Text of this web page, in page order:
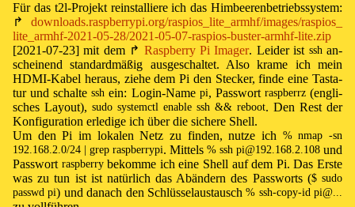
Für das t2l-Pro­jekt re­in­stal­lie­re ich das Him­beeren­be­triebs­sys­tem:
↱
downloads.raspberrypi.org/raspios_ lite_ armhf/images/raspios_
lite_ armhf-2021-05-28/2021-05-07-raspios-buster-armhf-lite.zip
[2021-07-23] mit dem ↱ Rasp­ber­ry Pi Im­ag­er. Lei­der ist sshan­
schei­nend stan­dard­mä­ßig aus­ge­schal­tet. Also kra­me ich mein
HDMI-Ka­bel he­raus, zie­he demPi den Ste­cker, fin­de ei­ne Tas­ta­
tur und schal­tessh ein: Log­in-Na­me pi, Pass­wort raspberrz(eng­li­
sches Lay­out), sudo systemctl enable ssh && reboot. Den Rest der
Kon­fi­gu­ra­tion er­le­di­ge ich über die si­che­re Shell.
Um denPi im lo­ka­len Netz zu fin­den, nut­ze ich % nmap -sn
192.168.2.0/24 | grep raspberrypi. Mit­tels % ssh pi@192.168.2.108 und
Pass­wort raspberrybe­komme ich ei­ne Shell auf dem Pi. Das Ers­te
was zu tun ist ist na­tür­lich das Ab­än­dern des Pass­worts ($ sudo
passwd pi) und da­nach den Schlüs­sel­aus­tausch% ssh-copy-id pi@...